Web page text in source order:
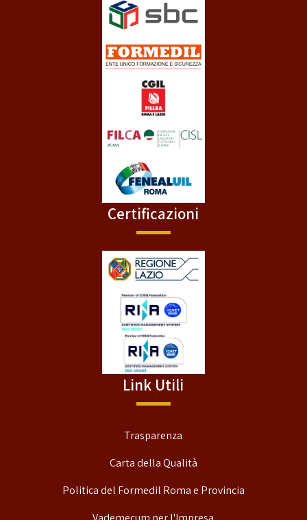
Certificazioni
Link Utili
Trasparenza
Carta della Qualità
Politica del Formedil Roma e Provincia